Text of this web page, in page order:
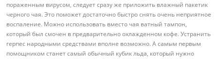
пораженным вирусом, следует сразу же приложить влажный пакетик
черного чая. Это поможет достаточно быстро снять очень неприятное
воспаление. Можно использовать вместо чая ватный тампон,
который был смочен в предварительно охлажденном кофе. Устранить
герпес народными средствами вполне возможно. А самым первым
помощником станет самый обычный кубик льда, который нужно